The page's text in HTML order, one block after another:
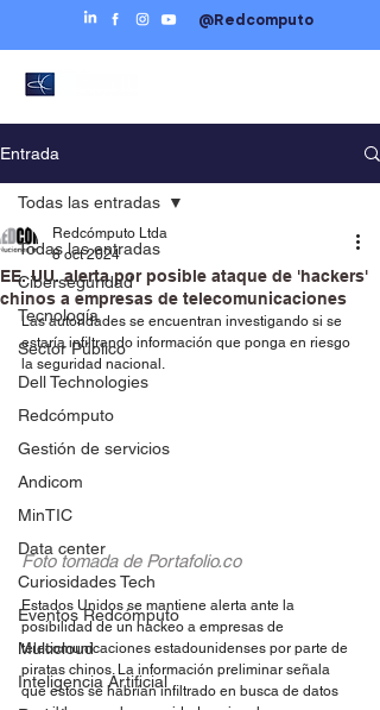
@Redcomputo
Entrada
Todas las entradas
Ciberseguridad
Tecnología
Sector Público
Dell Technologies
Redcómputo
Gestión de servicios
Andicom
MinTIC
Data center
Curiosidades Tech
Eventos Redcómputo
Multicloud
Inteligencia Artificial
Todas las entradas
EE. UU. alerta por posible ataque de 'hackers'
chinos a empresas de telecomunicaciones
Redcómputo Ltda
8 oct 2024
Las autoridades se encuentran investigando si se
estaría infiltrando información que ponga en riesgo
la seguridad nacional.
Foto tomada de Portafolio.co
Estados Unidos se mantiene alerta ante la
posibilidad de un hackeo a empresas de
telecomunicaciones estadounidenses por parte de
piratas chinos. La información preliminar señala
que estos se habrían infiltrado en busca de datos